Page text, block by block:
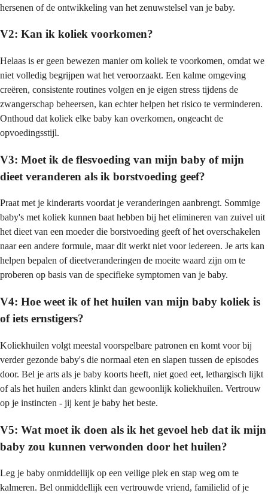
hersenen of de ontwikkeling van het zenuwstelsel van je baby.
V2: Kan ik koliek voorkomen?
Helaas is er geen bewezen manier om koliek te voorkomen, omdat we
niet volledig begrijpen wat het veroorzaakt. Een kalme omgeving
creëren, consistente routines volgen en je eigen stress tijdens de
zwangerschap beheersen, kan echter helpen het risico te verminderen.
Onthoud dat koliek elke baby kan overkomen, ongeacht de
opvoedingsstijl.
V3: Moet ik de flesvoeding van mijn baby of mijn
dieet veranderen als ik borstvoeding geef?
Praat met je kinderarts voordat je veranderingen aanbrengt. Sommige
baby's met koliek kunnen baat hebben bij het elimineren van zuivel uit
het dieet van een moeder die borstvoeding geeft of het overschakelen
naar een andere formule, maar dit werkt niet voor iedereen. Je arts kan
helpen bepalen of dieetveranderingen de moeite waard zijn om te
proberen op basis van de specifieke symptomen van je baby.
V4: Hoe weet ik of het huilen van mijn baby koliek is
of iets ernstigers?
Koliekhuilen volgt meestal voorspelbare patronen en komt voor bij
verder gezonde baby's die normaal eten en slapen tussen de episodes
door. Bel je arts als je baby koorts heeft, niet goed eet, lethargisch lijkt
of als het huilen anders klinkt dan gewoonlijk koliekhuilen. Vertrouw
op je instincten - jij kent je baby het beste.
V5: Wat moet ik doen als ik het gevoel heb dat ik mijn
baby zou kunnen verwonden door het huilen?
Leg je baby onmiddellijk op een veilige plek en stap weg om te
kalmeren. Bel onmiddellijk een vertrouwde vriend, familielid of je